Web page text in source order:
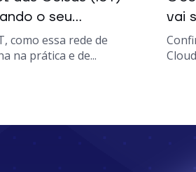
o seu...
como essa rede de
na prática e de...
vai